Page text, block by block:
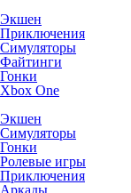
Экшен
Приключения
Симуляторы
Файтинги
Гонки
Xbox One
Экшен
Симуляторы
Гонки
Ролевые игры
Приключения
Аркады